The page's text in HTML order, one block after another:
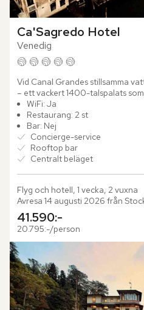
Ca'Sagredo Hotel
Venedig
Vid Canal Grandes stillsamma
– ett vackert 1400-talspalats
du vandrar genom palatsets
WiFi: Ja
Restaurang: 2 st
Bar: Nej
Concierge-service
Rooftop bar
Centralt beläget
Flyg och hotell, 1 vecka, 2 vuxna
Avresa 14 augusti 2026 från
41.590:-
20.795:-/person